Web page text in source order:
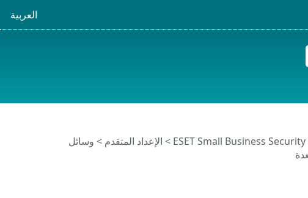
العربية
> الإعداد المتقدم > وسائل